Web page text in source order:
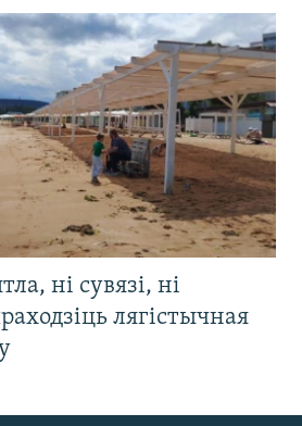
ні сувязі, ні
лягістычная